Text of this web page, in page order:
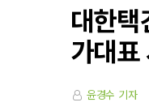
대한
가대표
윤경수 기자